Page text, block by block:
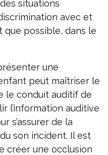
situations
avec et
que possible, dans le
une
peut maîtriser le
le conduit auditif de
l’information auditive
s’assurer de la
son incident. Il est
créer une occlusion